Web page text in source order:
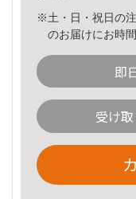
※土・日・祝日の
のお届けにお時
即
受け